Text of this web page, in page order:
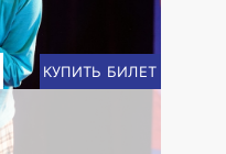
КУПИТЬ БИЛЕТ